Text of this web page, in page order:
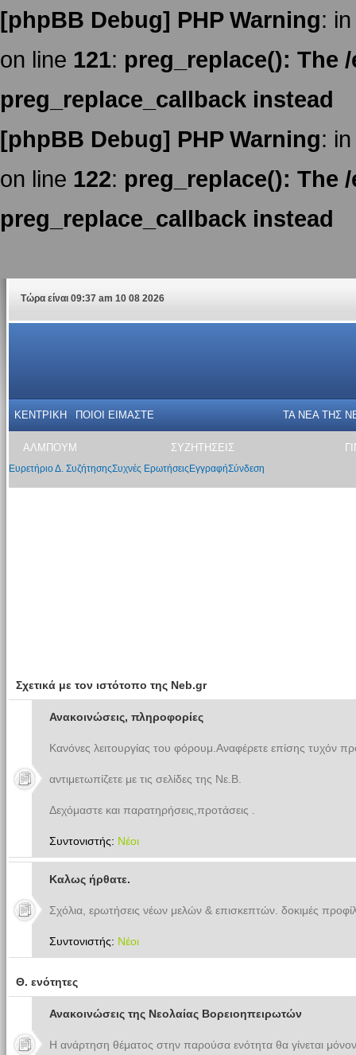
[phpBB Debug] PHP Warning:
on line 121: preg_replace(): The
preg_replace_callback instead
[phpBB Debug] PHP Warning:
on line 122: preg_replace(): The
preg_replace_callback instead
Τώρα είναι 09:37 am 10 08 2026
ΚΕΝΤΡΙΚΗ ΠΟΙΟΙ ΕΙΜΑΣΤΕ ΤΑ ΝΕΑ THΣ
ΑΛΜΠΟΥΜ ΣΥΖΗΤΗΣΕΙΣ
Ευρετήριο Δ. ΣυζήτησηςΣυχνές Ερωτήσεις ΕγγραφήΣύνδεση
Σχετικά με τον ιστότοπο της Neb.gr
Ανακοινώσεις, πληροφορίες
Κανόνες λειτουργίας του φόρουμ.Αναφέρετε επίσης τυχόν
αντιμετωπίζετε με τις σελίδες της Νε.Β.
Δεχόμαστε και παρατηρήσεις,προτάσεις .
Συντονιστής: Νέοι
Καλως ήρθατε.
Σχόλια, ερωτήσεις νέων μελών & επισκεπτών. δοκιμές
Συντονιστής: Νέοι
Θ. ενότητες
Ανακοινώσεις της Νεολαίας Βορειοηπειρωτών
Η ανάρτηση θέματος στην παρούσα ενότητα θα γίνεται